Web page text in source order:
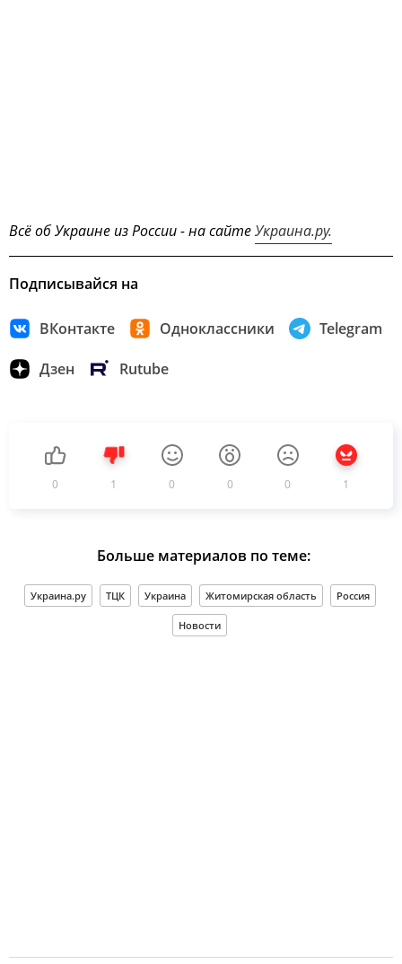
Всё об Украине из России - на сайтеУкраина.ру.
Подписывайся на
ВКонтакте Одноклассники Telegram
Дзен Rutube
0 1 0 0 0 1
Больше материалов по теме:
Украина.ру ТЦК Украина Житомирская область Россия
Новости